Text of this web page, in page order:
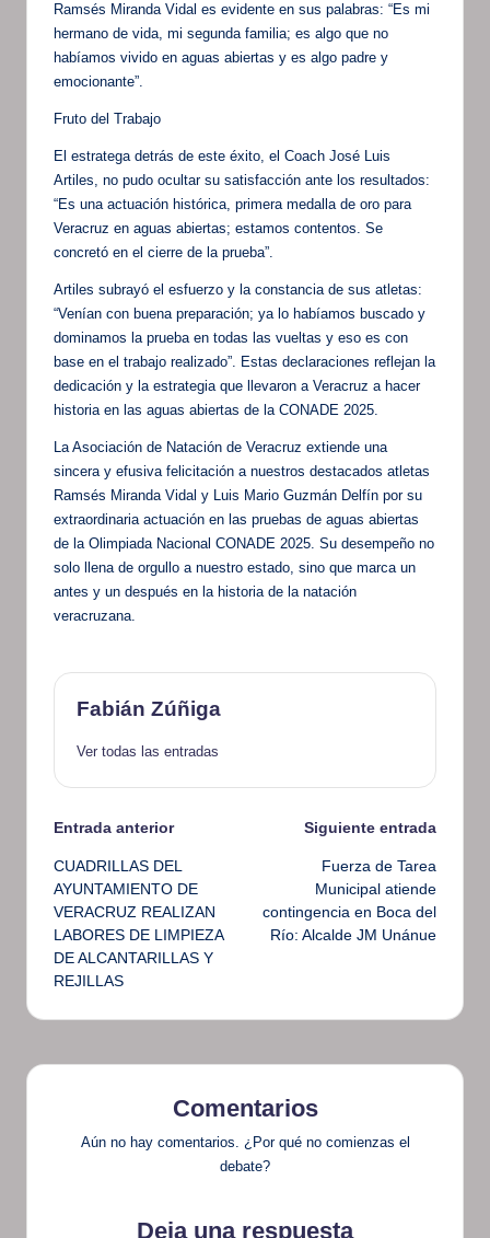
Ramsés Miranda Vidal es evidente en sus palabras: “Es mi
hermano de vida, mi segunda familia; es algo que no
habíamos vivido en aguas abiertas y es algo padre y
emocionante”.
Fruto del Trabajo
El estratega detrás de este éxito, el Coach José Luis
Artiles, no pudo ocultar su satisfacción ante los resultados:
“Es una actuación histórica, primera medalla de oro para
Veracruz en aguas abiertas; estamos contentos. Se
concretó en el cierre de la prueba”.
Artiles subrayó el esfuerzo y la constancia de sus atletas:
“Venían con buena preparación; ya lo habíamos buscado y
dominamos la prueba en todas las vueltas y eso es con
base en el trabajo realizado”. Estas declaraciones reflejan la
dedicación y la estrategia que llevaron a Veracruz a hacer
historia en las aguas abiertas de la CONADE 2025.
La Asociación de Natación de Veracruz extiende una
sincera y efusiva felicitación a nuestros destacados atletas
Ramsés Miranda Vidal y Luis Mario Guzmán Delfín por su
extraordinaria actuación en las pruebas de aguas abiertas
de la Olimpiada Nacional CONADE 2025. Su desempeño no
solo llena de orgullo a nuestro estado, sino que marca un
antes y un después en la historia de la natación
veracruzana.
Fabián Zúñiga
Ver todas las entradas
Navegación
de
entradas
Entrada anterior
CUADRILLAS DEL
AYUNTAMIENTO DE
VERACRUZ REALIZAN
LABORES DE LIMPIEZA
DE ALCANTARILLAS Y
REJILLAS
Siguiente entrada
Fuerza de Tarea
Municipal atiende
contingencia en Boca del
Río: Alcalde JM Unánue
Comentarios
Aún no hay comentarios. ¿Por qué no comienzas el
debate?
Deja una respuesta